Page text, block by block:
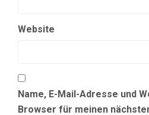
Website
Name, E-Mail-Adresse und
Browser für meinen